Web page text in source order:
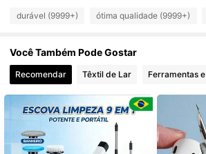
4,92 3.6K Seguidores
4,92 3.6K Seguidores
3.6K Seguidores
durável (9999+) ótima qualidade (9999+)
Você Também Pode Gostar
Recomendar Têxtil de Lar Ferramentas